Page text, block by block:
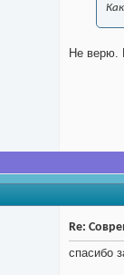
Не верю.
Re:
спасибо